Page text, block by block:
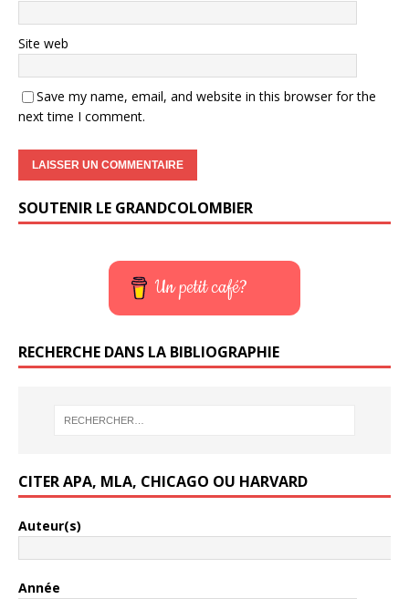
Site web
Save my name, email, and website in this browser for the
next time I comment.
SOUTENIR LE GRANDCOLOMBIER
Un petit café?
RECHERCHE DANS LA BIBLIOGRAPHIE
CITER APA, MLA, CHICAGO OU HARVARD
Auteur(s)
Année